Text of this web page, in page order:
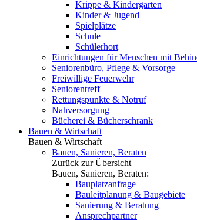
Krippe & Kindergarten
Kinder & Jugend
Spielplätze
Schule
Schülerhort
Einrichtungen für Menschen mit
Seniorenbüro, Pflege & Vorsorge
Freiwillige Feuerwehr
Seniorentreff
Rettungspunkte & Notruf
Nahversorgung
Bücherei & Bücherschrank
Bauen & Wirtschaft
Bauen & Wirtschaft
Bauen, Sanieren, Beraten
Zurück zur Übersicht
Bauen, Sanieren, Beraten:
Bauplatzanfrage
Bauleitplanung & Baugebiete
Sanierung & Beratung
Ansprechpartner